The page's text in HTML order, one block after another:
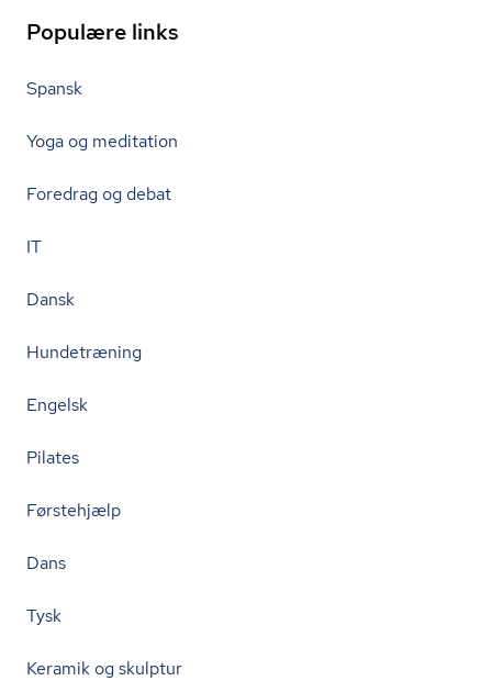
Populære links
Spansk
Yoga og meditation
Foredrag og debat
IT
Dansk
Hundetræning
Engelsk
Pilates
Førstehjælp
Dans
Tysk
Keramik og skulptur